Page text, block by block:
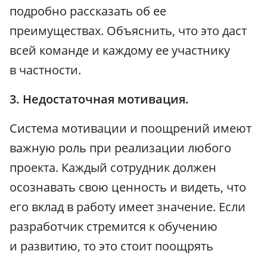
подробно рассказать об ее
преимуществах. Объяснить, что это даст
всей команде и каждому ее участнику
в частности.
3. Недостаточная мотивация.
Система мотивации и поощрений имеют
важную роль при реализации любого
проекта. Каждый сотрудник должен
осознавать свою ценность и видеть, что
его вклад в работу имеет значение. Если
разработчик стремится к обучению
и развитию, то это стоит поощрять